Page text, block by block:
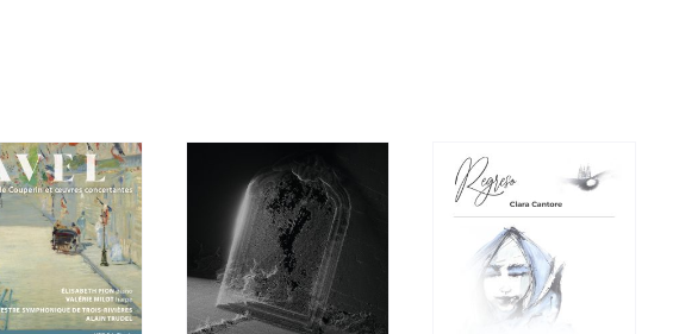
Inscription
Infolettre
Votre courriel